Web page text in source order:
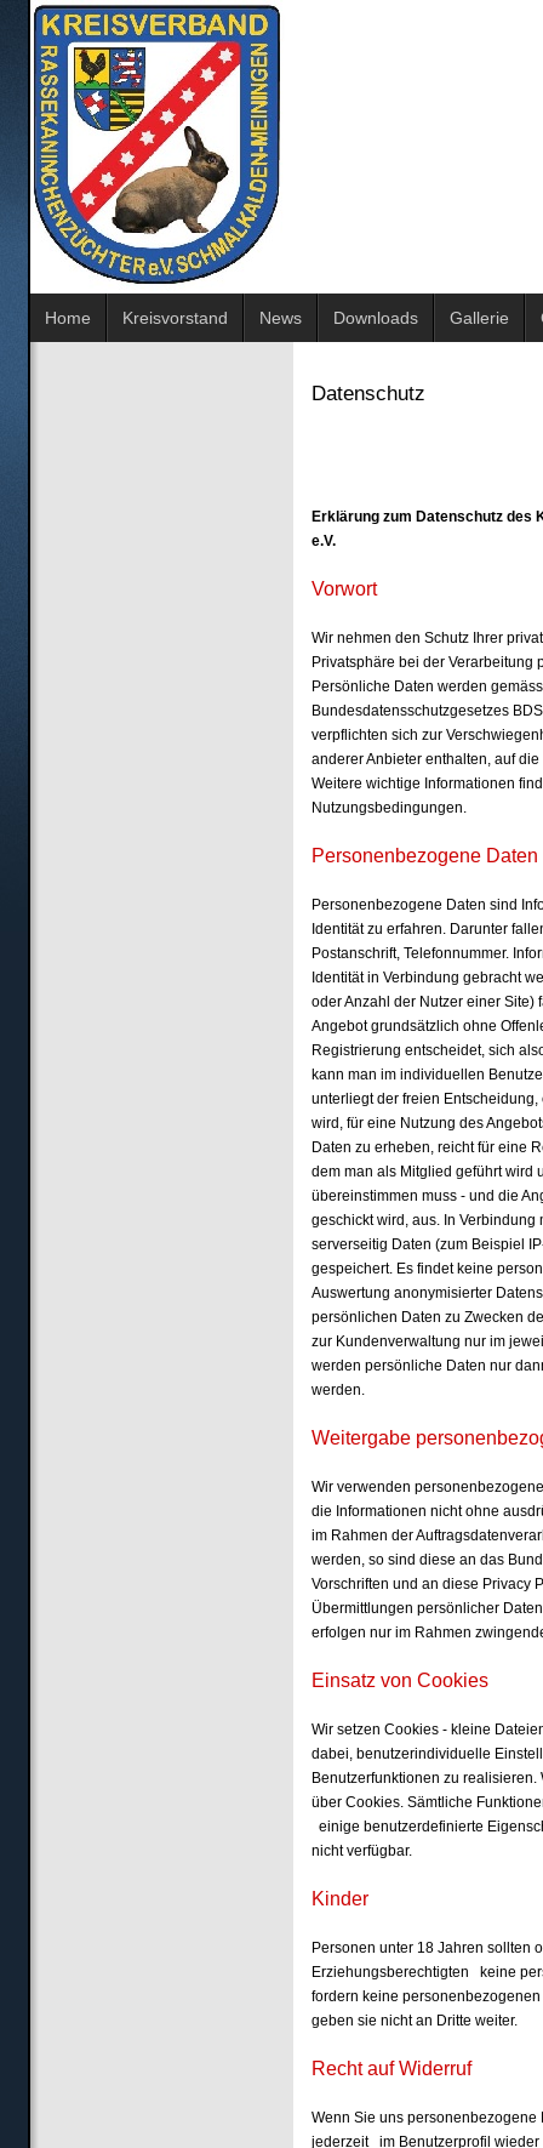
Home Kreisvorstand News Downloads Gallerie
Datenschutz
Erklärung zum Datenschutz des
e.V.
Vorwort
Wir nehmen den Schutz Ihrer
Privatsphäre bei der Verarbeitung
Persönliche Daten werden
Bundesdatensschutzgesetzes
verpflichten sich zur
anderer Anbieter enthalten, auf
Weitere wichtige Informationen
Nutzungsbedingungen.
Personenbezogene Daten
Personenbezogene Daten sind
Identität zu erfahren. Darunter
Postanschrift, Telefonnummer.
Identität in Verbindung gebracht
oder Anzahl der Nutzer einer Site)
Angebot grundsätzlich ohne
Registrierung entscheidet, sich
kann man im individuellen
unterliegt der freien
wird, für eine Nutzung des
Daten zu erheben, reicht für eine
dem man als Mitglied geführt
übereinstimmen muss - und die
geschickt wird, aus. In
serverseitig Daten (zum Beispiel
gespeichert. Es findet keine
Auswertung anonymisierter
persönlichen Daten zu Zwecken
zur Kundenverwaltung nur im
werden persönliche Daten nur
werden.
Weitergabe
Wir verwenden
die Informationen nicht ohne
im Rahmen der
werden, so sind diese an das
Vorschriften und an diese
Übermittlungen persönlicher
erfolgen nur im Rahmen
Einsatz von Cookies
Wir setzen Cookies - kleine
dabei, benutzerindividuelle
Benutzerfunktionen zu
über Cookies. Sämtliche
einige benutzerdefinierte
nicht verfügbar.
Kinder
Personen unter 18 Jahren sollten
Erziehungsberechtigten keine
fordern keine
geben sie nicht an Dritte weiter.
Recht auf Widerruf
Wenn Sie uns
jederzeit im Benutzerprofil wieder